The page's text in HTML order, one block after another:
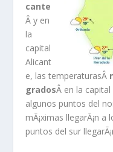
cante
Â y en
la
capital
Alicant
e, las temperaturasÂ
gradosÂ en la
algunos puntos del
mÃ¡ximas llegarÃ¡n a
puntos del sur